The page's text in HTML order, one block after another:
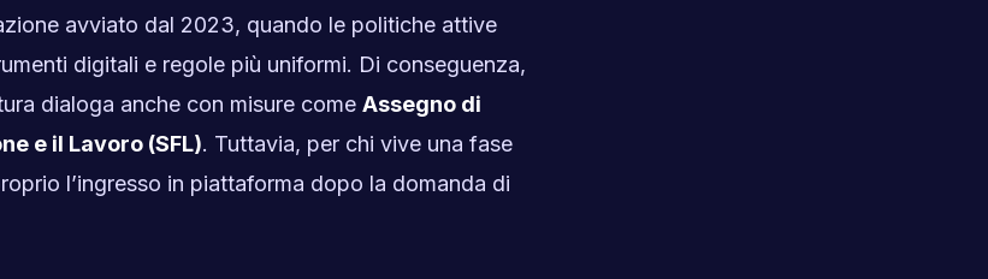
avviato dal 2023, quando le politiche attive
digitali e regole più uniformi. Di conseguenza,
dialoga anche con misure come Assegno di
e il Lavoro (SFL). Tuttavia, per chi vive una fase
l’ingresso in piattaforma dopo la domanda di